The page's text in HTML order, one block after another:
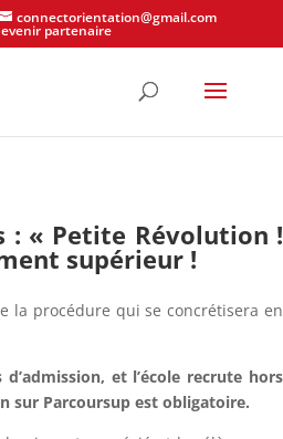
connectorientation@gmail.com
partenaire
: « Petite Révolution !
supérieur !
la procédure qui se concrétisera en
et l’école recrute hors
sur Parcoursup est obligatoire.